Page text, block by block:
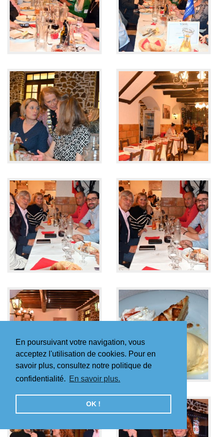
En poursuivant votre navigation, vous
acceptez l'utilisation de cookies. Pour en
savoir plus, consultez notre politique de
confidentialité. En savoir plus.
OK !